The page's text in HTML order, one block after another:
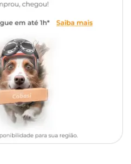
não quer que seu pet faça as
e móveis (não envernizados) até
do produto em determinado local
não visível.
3 vezes ao dia, diminuindo
estar adestrado.